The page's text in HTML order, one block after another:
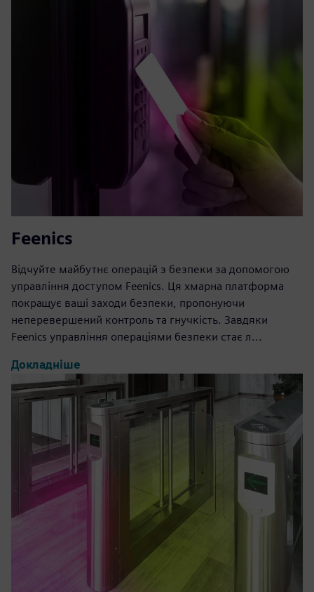
Feenics
Відчуйте майбутнє операцій з безпеки за допомогою
управління доступом Feenics. Ця хмарна платформа
покращує ваші заходи безпеки, пропонуючи
неперевершений контроль та гнучкість. Завдяки
Feenics управління операціями безпеки стає л...
Докладніше